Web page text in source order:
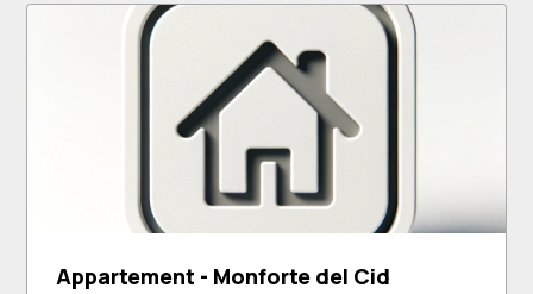
Appartement - Monforte del Cid